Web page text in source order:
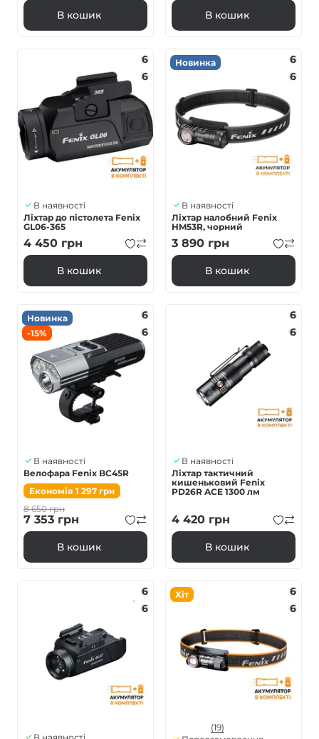
В кошик В кошик
6
6
В наявності
Ліхтар до пістолета Fenix
GL06-365
4 450 грн
В кошик
Новинка
6
6
В наявності
Ліхтар налобний Fenix
HM53R, чорний
3 890 грн
В кошик
Новинка
-15%
6
6
В наявності
Велофара Fenix BC45R
Економія 1 297 грн
8 650грн
7 353 грн
В кошик
6
6
В наявності
Ліхтар тактичний
кишеньковий Fenix
PD26R ACE 1300 лм
4 420 грн
В кошик
6
6
В наявності
Хіт
6
6
(19)